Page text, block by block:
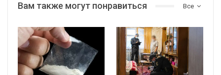
Все
Вам также могут понравиться